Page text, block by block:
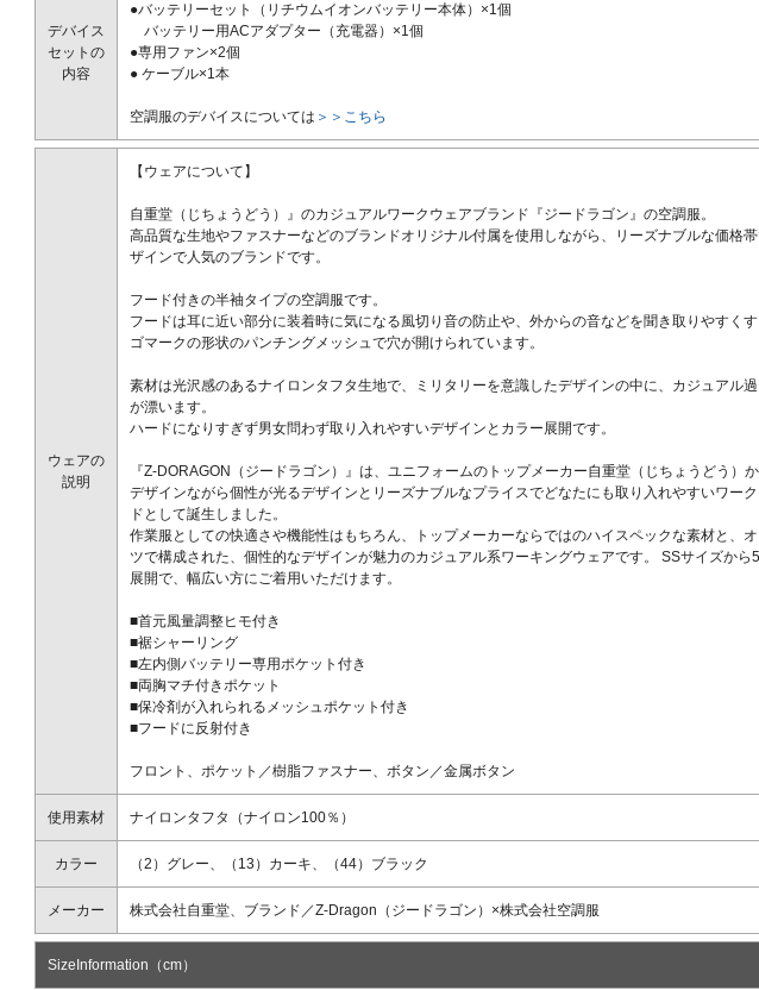
デバイス
セットの
内容
●バッテリーセット（リチウムイオンバッテリー本体）×1個
バッテリー用ACアダプター（充電器）×1個
●専用ファン×2個
● ケーブル×1本
空調服のデバイスについては ＞＞こちら
ウェアの
説明
【ウェアについて】
自重堂（じちょうどう）』のカジュアルワークウェアブランド『ジードラゴン』の空調服。
高品質な生地やファスナーなどのブランドオリジナル付属を使用しながら、リーズナブルな価格
ザインで人気のブランドです。
フード付きの半袖タイプの空調服です。
フードは耳に近い部分に装着時に気になる風切り音の防止や、外からの音などを聞き取りやすく
ゴマークの形状のパンチングメッシュで穴が開けられています。
素材は光沢感のあるナイロンタフタ生地で、ミリタリーを意識したデザインの中に、カジュアル
が漂います。
ハードになりすぎず男女問わず取り入れやすいデザインとカラー展開です。
『Z-DORAGON（ジードラゴン）』は、ユニフォームのトップメーカー自重堂（じちょうどう）
デザインながら個性が光るデザインとリーズナブルなプライスでどなたにも取り入れやすいワー
ドとして誕生しました。
作業服としての快適さや機能性はもちろん、トップメーカーならではのハイスペックな素材と、
ツで構成された、個性的なデザインが魅力のカジュアル系ワーキングウェアです。 SSサイズから
展開で、幅広い方にご着用いただけます。
■首元風量調整ヒモ付き
■裾シャーリング
■左内側バッテリー専用ポケット付き
■両胸マチ付きポケット
■保冷剤が入れられるメッシュポケット付き
■フードに反射付き
フロント、ポケット／樹脂ファスナー、ボタン／金属ボタン
使用素材 ナイロンタフタ（ナイロン100％）
カラー （2）グレー、（13）カーキ、（44）ブラック
メーカー 株式会社自重堂、ブランド／Z-Dragon（ジードラゴン）×株式会社空調服
SizeInformation（cm）